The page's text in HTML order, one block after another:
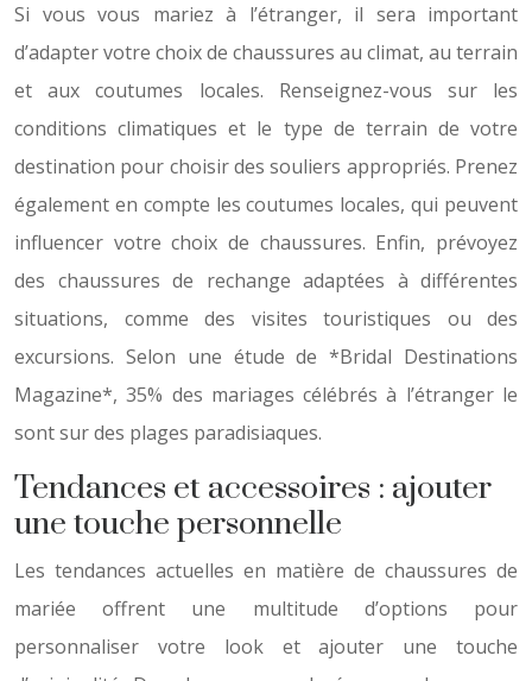
Si vous vous mariez à l’étranger, il sera important
d’adapter votre choix de chaussures au climat, au terrain
et aux coutumes locales. Renseignez-vous sur les
conditions climatiques et le type de terrain de votre
destination pour choisir des souliers appropriés. Prenez
également en compte les coutumes locales, qui peuvent
influencer votre choix de chaussures. Enfin, prévoyez
des chaussures de rechange adaptées à différentes
situations, comme des visites touristiques ou des
excursions. Selon une étude de *Bridal Destinations
Magazine*, 35% des mariages célébrés à l’étranger le
sont sur des plages paradisiaques.
Tendances et accessoires : ajouter
une touche personnelle
Les tendances actuelles en matière de chaussures de
mariée offrent une multitude d’options pour
personnaliser votre look et ajouter une touche